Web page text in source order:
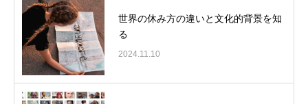
世界の休み方の違いと文化的背景を知
る
2024.11.10